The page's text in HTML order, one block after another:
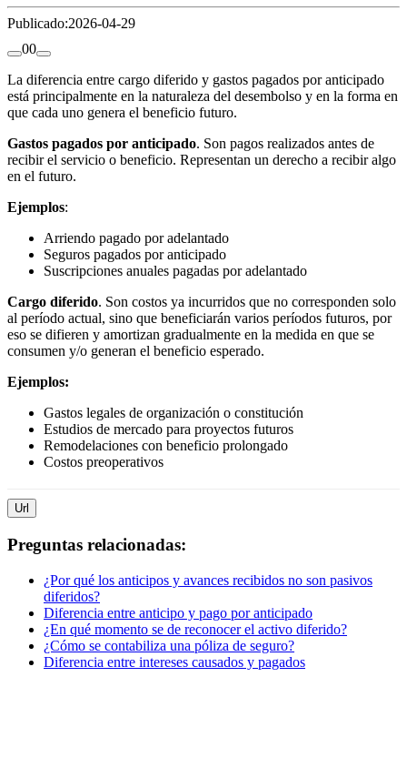
Publicado:2026-04-29
00
La diferencia entre cargo diferido y gastos pagados por anticipado
está principalmente en la naturaleza del desembolso y en la forma en
que cada uno genera el beneficio futuro.
Gastos pagados por anticipado. Son pagos realizados antes de
recibir el servicio o beneficio. Representan un derecho a recibir algo
en el futuro.
Ejemplos:
Arriendo pagado por adelantado
Seguros pagados por anticipado
Suscripciones anuales pagadas por adelantado
Cargo diferido. Son costos ya incurridos que no corresponden solo
al período actual, sino que beneficiarán varios períodos futuros, por
eso se difieren y amortizan gradualmente en la medida en que se
consumen y/o generan el beneficio esperado.
Ejemplos:
Gastos legales de organización o constitución
Estudios de mercado para proyectos futuros
Remodelaciones con beneficio prolongado
Costos preoperativos
Url
Preguntas relacionadas:
¿Por qué los anticipos y avances recibidos no son pasivos
diferidos?
Diferencia entre anticipo y pago por anticipado
¿En qué momento se de reconocer el activo diferido?
¿Cómo se contabiliza una póliza de seguro?
Diferencia entre intereses causados y pagados